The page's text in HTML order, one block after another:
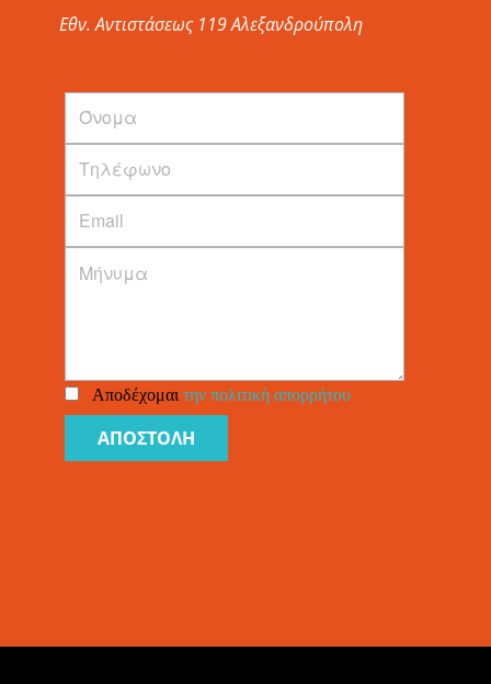
Εθν. Αντιστάσεως 119 Αλεξανδρούπολη
Αποδέχομαι την πολιτική απορρήτου
ΑΠΟΣΤΟΛΗ